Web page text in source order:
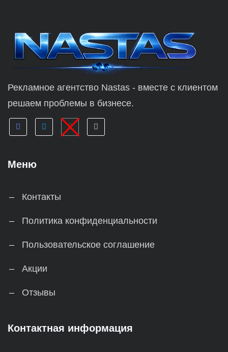
Рекламное агентство Nastas - вместе с клиентом
решаем проблемы в бизнесе.
Меню
Контакты
Политика конфиденциальности
Пользовательское соглашение
Акции
Отзывы
Контактная информация